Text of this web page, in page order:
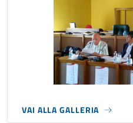
VAI ALLA GALLERIA